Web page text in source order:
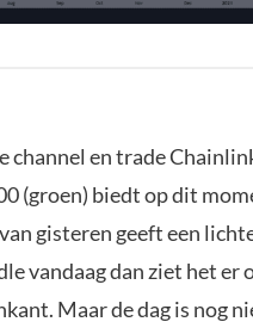
channel en trade
(groen) biedt op dit
gisteren geeft een
vandaag dan ziet het er
Maar de dag is nog